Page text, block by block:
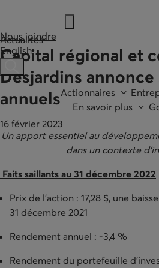
Nous joindre
English
Ouvre une barre de recherche
Actionnaires
En savoir plus
Actualités
Capital régional et
Desjardins annonce
annuels
16 février 2023
Un apport essentiel au
dans un contexte
Faits saillants au 31 décembre 2022
Prix de l'action : 17,28 $, une
31 décembre 2021
Rendement annuel : -3,4 %
Rendement du portefeuille